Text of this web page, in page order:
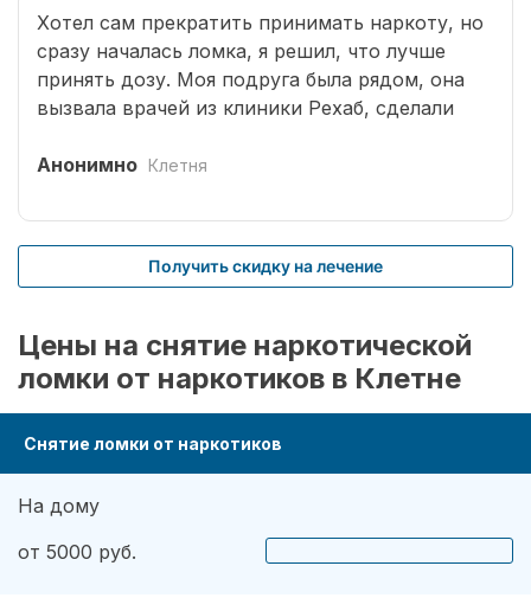
Хотел сам прекратить принимать наркоту, но
сразу началась ломка, я решил, что лучше
принять дозу. Моя подруга была рядом, она
вызвала врачей из клиники Рехаб, сделали
что надо там пролечиться основательно.
Анонимно Клетня
Получить скидку на лечение
Цены на снятие наркотической
ломки от наркотиков в Клетне
Снятие ломки от наркотиков
На дому
от 5000 руб.